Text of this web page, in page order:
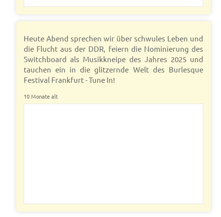
Heute Abend sprechen wir über schwules Leben und
die Flucht aus der DDR, feiern die Nominierung des
Switchboard als Musikkneipe des Jahres 2025 und
tauchen ein in die glitzernde Welt des Burlesque
Festival Frankfurt - Tune In!
10 Monate alt